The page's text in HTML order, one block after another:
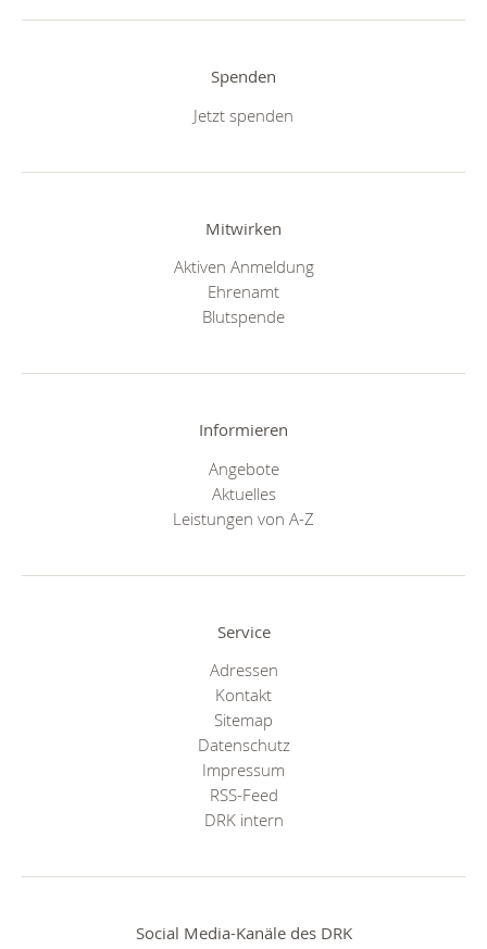
Spenden
Jetzt spenden
Mitwirken
Aktiven Anmeldung
Ehrenamt
Blutspende
Informieren
Angebote
Aktuelles
Leistungen von A-Z
Service
Adressen
Kontakt
Sitemap
Datenschutz
Impressum
RSS-Feed
DRK intern
Social Media-Kanäle des DRK